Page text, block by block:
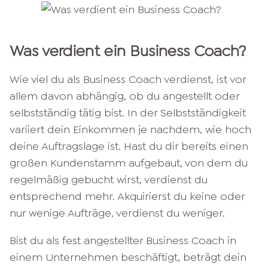
Was verdient ein Business Coach?
Wie viel du als Business Coach verdienst, ist vor
allem davon abhängig, ob du angestellt oder
selbstständig tätig bist. In der Selbstständigkeit
variiert dein Einkommen je nachdem, wie hoch
deine Auftragslage ist. Hast du dir bereits einen
großen Kundenstamm aufgebaut, von dem du
regelmäßig gebucht wirst, verdienst du
entsprechend mehr. Akquirierst du keine oder
nur wenige Aufträge, verdienst du weniger.
Bist du als fest angestellter Business Coach in
einem Unternehmen beschäftigt, beträgt dein